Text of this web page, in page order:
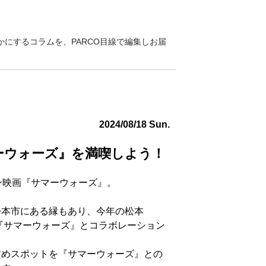
するコラムを、PARCO目線で編集しお届
2024/08/18 Sun.
ォーズ』を満喫しよう！
画『サマーウォーズ』。
市にある縁もあり、今年の松本
マーウォーズ』とコラボレーション
スポットを『サマーウォーズ』との